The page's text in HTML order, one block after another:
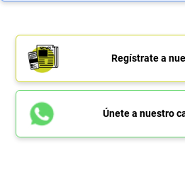
Regístrate a
Únete a nuestro